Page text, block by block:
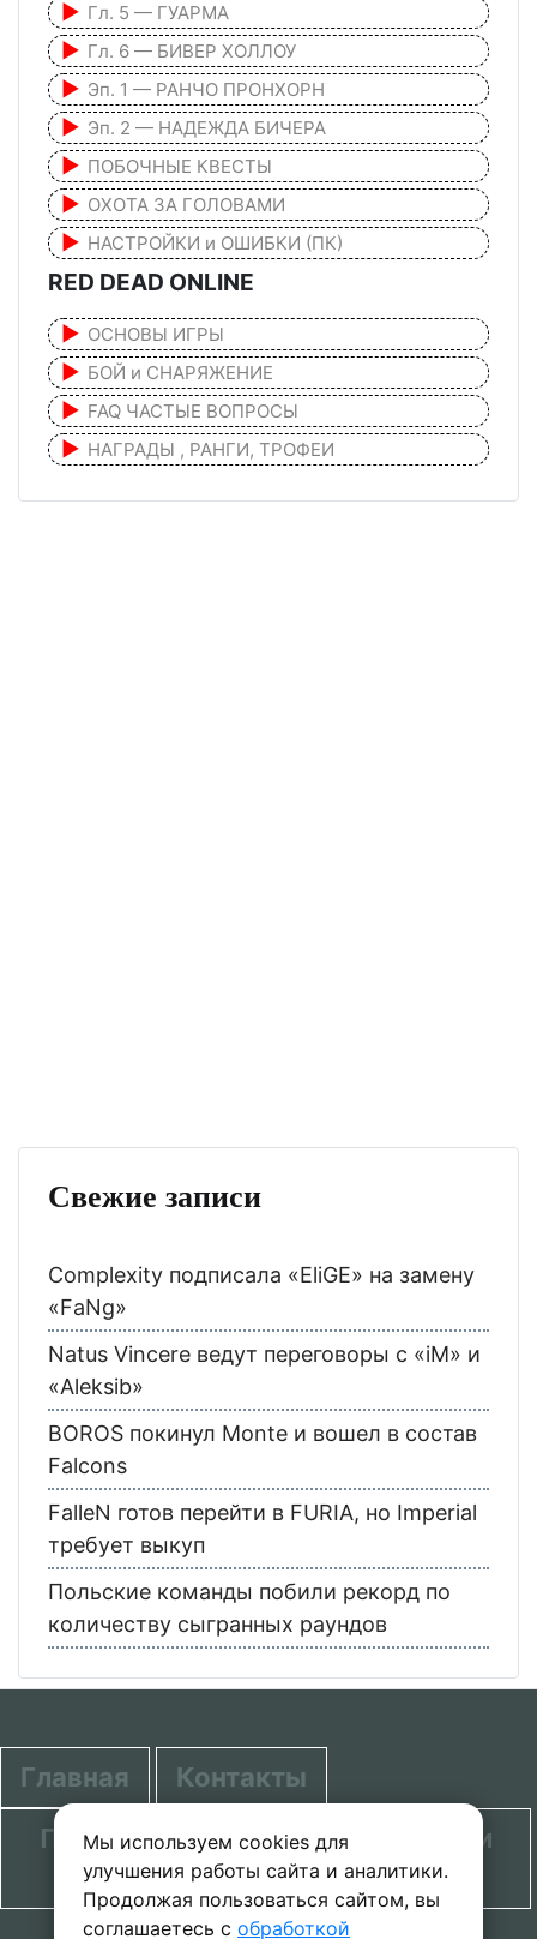
Мы используем cookies для
улучшения работы сайта и аналитики.
Продолжая пользоваться сайтом, вы
соглашаетесь с обработкой
Гл. 5 — ГУАРМА
Гл. 6 — БИВЕР ХОЛЛОУ
Эп. 1 — РАНЧО ПРОНХОРН
Эп. 2 — НАДЕЖДА БИЧЕРА
ПОБОЧНЫЕ КВЕСТЫ
ОХОТА ЗА ГОЛОВАМИ
НАСТРОЙКИ и ОШИБКИ (ПК)
RED DEAD ONLINE
ОСНОВЫ ИГРЫ
БОЙ и СНАРЯЖЕНИЕ
FAQ ЧАСТЫЕ ВОПРОСЫ
НАГРАДЫ , РАНГИ, ТРОФЕИ
Свежие записи
Complexity подписала «EliGE» на замену
«FaNg»
Natus Vincere ведут переговоры с «iM» и
«Aleksib»
BOROS покинул Monte и вошел в состав
Falcons
FalleN готов перейти в FURIA, но Imperial
требует выкуп
Польские команды побили рекорд по
количеству сыгранных раундов
Главная
Контакты
Политика в отношении обработки
персональных данных